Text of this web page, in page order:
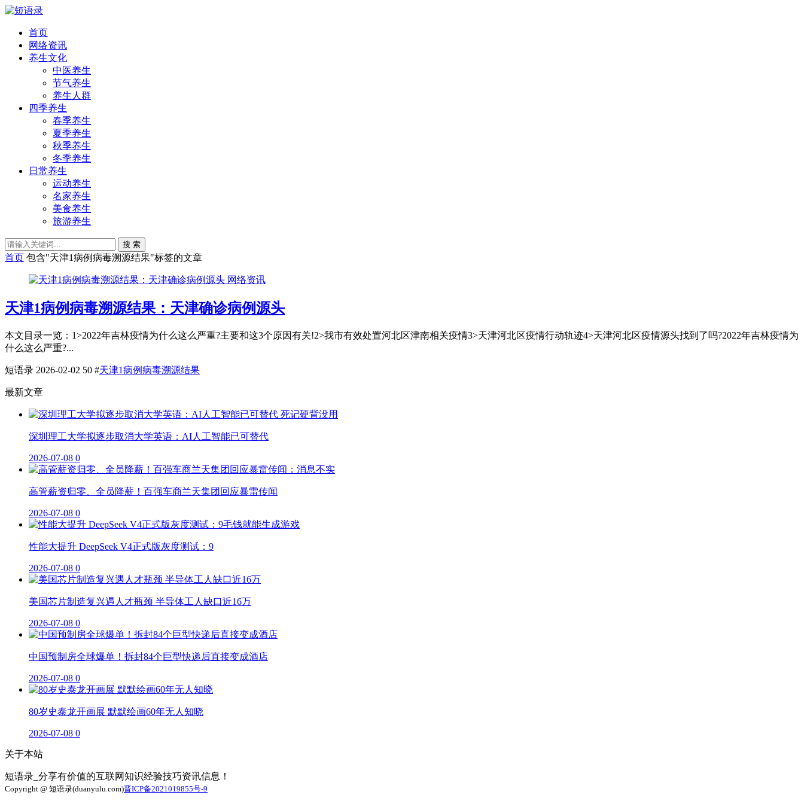
首页
网络资讯
养生文化
中医养生
节气养生
养生人群
四季养生
春季养生
夏季养生
秋季养生
冬季养生
日常养生
运动养生
名家养生
美食养生
旅游养生
搜 索
首页 包含"天津1病例病毒溯源结果"标签的文章
网络资讯
天津1病例病毒溯源结果：天津确诊病例源头
本文目录一览：1˃2022年吉林疫情为什么这么严重?主要和这3个原因有关!2˃我市有效处置河北区津南相关疫情3˃天津河北区疫情行动轨迹4˃天津河北区疫情源头找到了吗?2022年吉林疫情为
什么这么严重?...
短语录 2026-02-02 50 #天津1病例病毒溯源结果
最新文章
深圳理工大学拟逐步取消大学英语：AI人工智能已可替代
2026-07-08 0
高管薪资归零、全员降薪！百强车商兰天集团回应暴雷传闻
2026-07-08 0
性能大提升 DeepSeek V4正式版灰度测试：9
2026-07-08 0
美国芯片制造复兴遇人才瓶颈 半导体工人缺口近16万
2026-07-08 0
中国预制房全球爆单！拆封84个巨型快递后直接变成酒店
2026-07-08 0
80岁史泰龙开画展 默默绘画60年无人知晓
2026-07-08 0
关于本站
短语录_分享有价值的互联网知识经验技巧资讯信息！
Copyright @ 短语录(duanyulu.com)晋ICP备2021019855号-9